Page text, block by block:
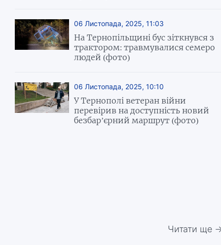
06 Листопада, 2025, 11:03
На Тернопільщині бус зіткнувся з
трактором: травмувалися семеро
людей (фото)
06 Листопада, 2025, 10:10
У Тернополі ветеран війни
перевірив на доступність новий
безбар’єрний маршрут (фото)
Читати ще